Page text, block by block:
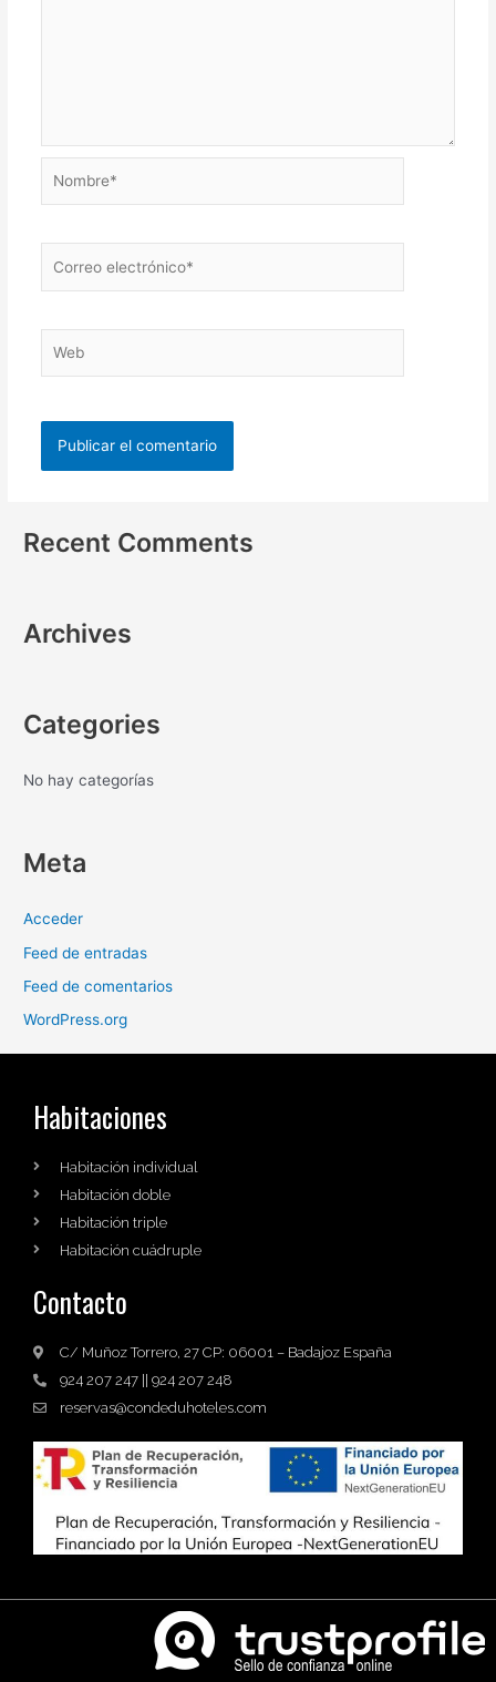
Recent Comments
Archives
Categories
No hay categorías
Meta
Acceder
Feed de entradas
Feed de comentarios
WordPress.org
Habitaciones
Habitación individual
Habitación doble
Habitación triple
Habitación cuádruple
Contacto
C/ Muñoz Torrero, 27 CP: 06001 – Badajoz España
924 207 247 || 924 207 248
reservas@condeduhoteles.com